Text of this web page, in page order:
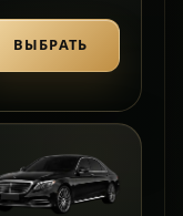
ВЫБРАТЬ